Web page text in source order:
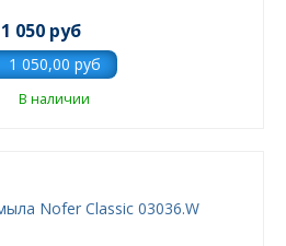
1 050 руб
В наличии
Nofer Classic 03036.W